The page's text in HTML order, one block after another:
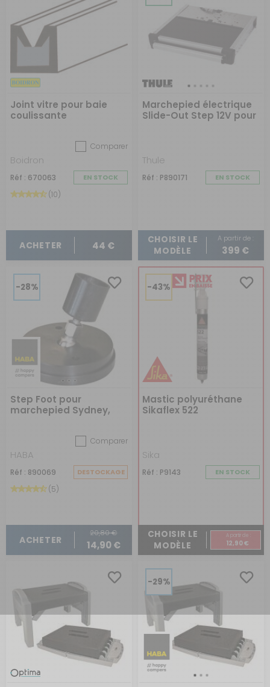
Joint vitre pour baie
coulissante
Comparer
Boidron
Réf : 670063 EN STOCK
(10)
ACHETER 44 €
Marchepied électrique
Slide-Out Step 12V pour
Thule
Réf : P890171 EN STOCK
CHOISIR LE
MODÈLE
A partir de :
399 €
-28%
Step Foot pour
marchepied Sydney,
Comparer
HABA
Réf : 890069 DESTOCKAGE
(5)
ACHETER
20,80 €
14,90 €
-43%
Mastic polyuréthane
Sikaflex 522
Sika
Réf : P9143 EN STOCK
CHOISIR LE
MODÈLE
A partir de :
12,90 €
-29%